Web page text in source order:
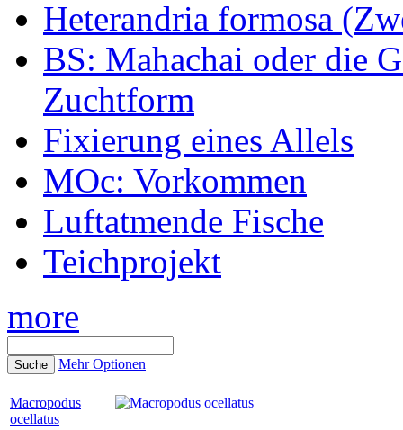
Heterandria formosa
BS: Mahachai oder die
Zuchtform
Fixierung eines Allels
MOc: Vorkommen
Luftatmende Fische
Teichprojekt
more
Mehr Optionen
Macropodus
ocellatus